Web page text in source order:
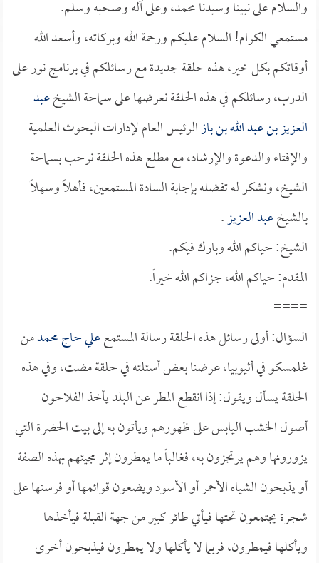
والسلام على نبينا وسيدنا محمد، وعلى آله وصحبه وسلم.
مستمعي الكرام! السلام عليكم ورحمة الله وبركاته، وأسعد الله
أوقاتكم بكل خير، هذه حلقة جديدة مع رسائلكم في برنامج نور على
الدرب، رسائلكم في هذه الحلقة نعرضها على سماحة الشيخعبد
العزيز بن عبد الله بن بازالرئيس العام لإدارات البحوث العلمية
والإفتاء والدعوة والإرشاد، مع مطلع هذه الحلقة نرحب بسماحة
الشيخ، ونشكر له تفضله بإجابة السادة المستمعين، فأهلاً وسهلاً
بالشيخعبد العزيز.
الشيخ: حياكم الله وبارك فيكم.
المقدم: حياكم الله، جزاكم الله خيراً.
====
السؤال: أولى رسائل هذه الحلقة رسالة المستمععلي حاج محمدمن
غلمسكو في أثيوبيا، عرضنا بعض أسئلته في حلقة مضت، وفي هذه
الحلقة يسأل ويقول: إذا انقطع المطر عن البلد يأخذ الفلاحون
أصول الخشب اليابس على ظهورهم ويأتون به إلى بيت الحضرة التي
يزورونها وهم يرتجزون به، فغالباً ما يمطرون إثر مجيئهم بهذه الصفة
أو يذبحون الشياه الأحمر أو الأسود ويضعون قوائمها أو فرسنها على
شجرة يجتمعون تحتها فيأتي طائر كبير من جهة القبلة فيأخذها
ويأكلها فيمطرون، فربما لا يأكلها ولا يمطرون فيذبحون أخرى